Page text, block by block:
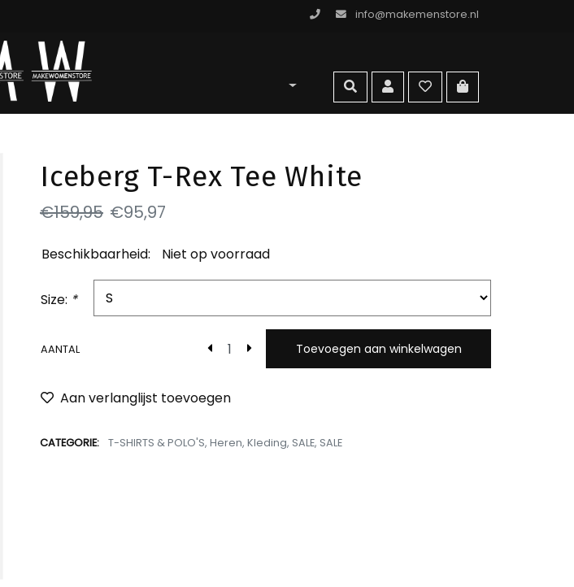
info@makemenstore.nl
ga naar de men store
zoekenaccountwishlistga naar
Iceberg T-Rex Tee White
€159,95 €95,97
Beschikbaarheid: Niet op voorraad
Size: *
AANTAL Toevoegen aan winkelwagen
Aan verlanglijst toevoegen
CATEGORIE: T-SHIRTS & POLO'S, Heren, Kleding, SALE, SALE